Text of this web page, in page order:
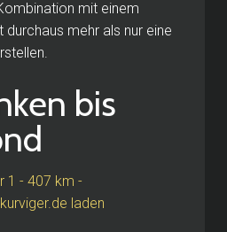
mit einem
mehr als nur eine
bis
1 - 407 km -
laden